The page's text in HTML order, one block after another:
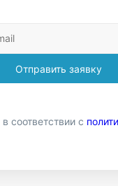
Отправить заявку
в соответствии с